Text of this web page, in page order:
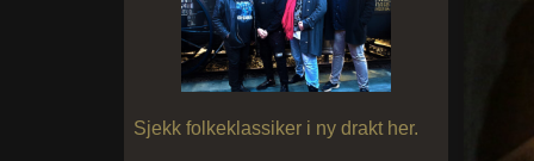
Sjekk folkeklassiker i ny drakt her.